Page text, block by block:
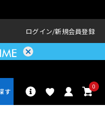
ログイン 新規会員登録
0